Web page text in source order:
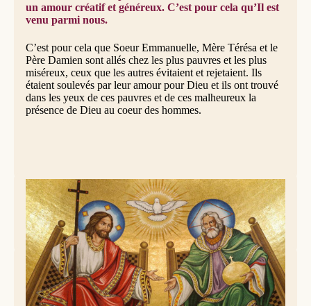
un amour créatif et généreux. C’est pour cela qu’Il est
venu parmi nous.
C’est pour cela que Soeur Emmanuelle, Mère Térésa et le
Père Damien sont allés chez les plus pauvres et les plus
miséreux, ceux que les autres évitaient et rejetaient. Ils
étaient soulevés par leur amour pour Dieu et ils ont trouvé
dans les yeux de ces pauvres et de ces malheureux la
présence de Dieu au coeur des hommes.
Dôme de la Trinité, Basilique du sanctuaire national de l'Immaculée
Conception, Washington DC (USA) © Lawrence Lew, OP
Nous aussi, nous avons appris à être aimés auprès de nos
parents, et c’est riches de cette expérience que nous
pouvons nous aussi, maladroitement, transmettre ce que